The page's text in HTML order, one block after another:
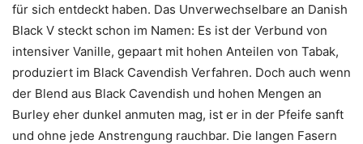
für sich entdeckt haben. Das Unverwechselbare an Danish
Black V steckt schon im Namen: Es ist der Verbund von
intensiver Vanille, gepaart mit hohen Anteilen von Tabak,
produziert im Black Cavendish Verfahren. Doch auch wenn
der Blend aus Black Cavendish und hohen Mengen an
Burley eher dunkel anmuten mag, ist er in der Pfeife sanft
und ohne jede Anstrengung rauchbar. Die langen Fasern